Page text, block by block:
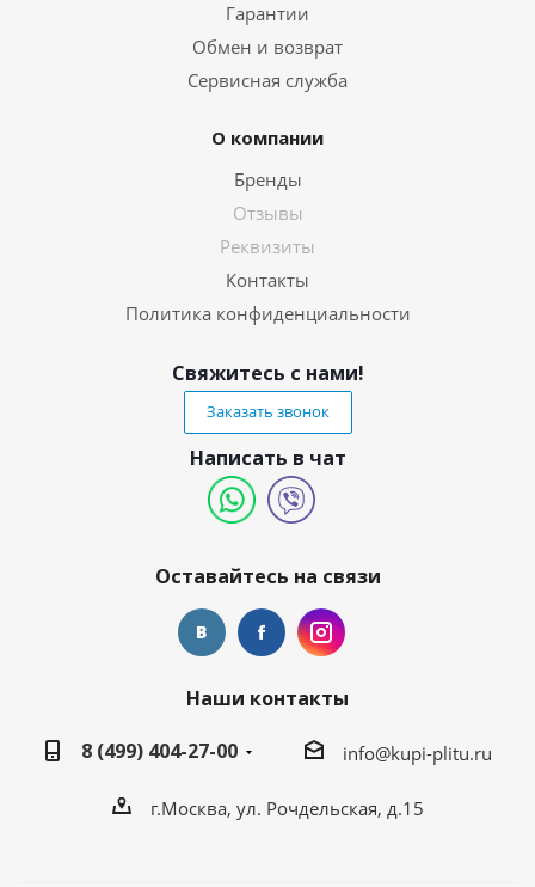
Гарантии
Обмен и возврат
Сервисная служба
О компании
Бренды
Отзывы
Реквизиты
Контакты
Политика конфиденциальности
Свяжитесь с нами!
Заказать звонок
Написать в чат
Оставайтесь на связи
Наши контакты
8 (499) 404-27-00
info@kupi-plitu.ru
г.Москва, ул. Рочдельская, д.15